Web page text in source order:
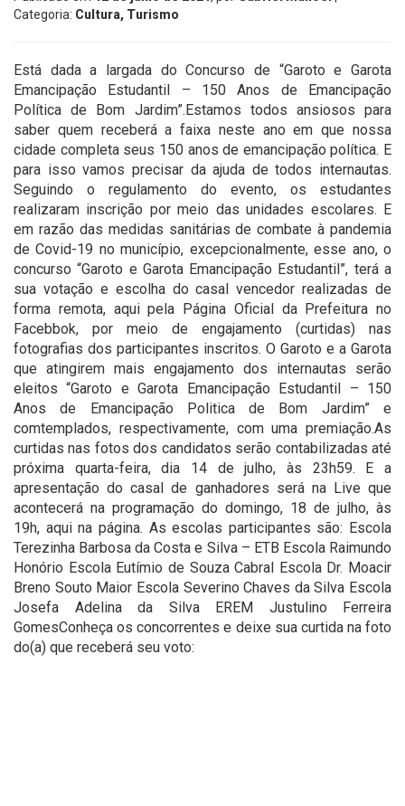
Categoria: Cultura, Turismo
Está dada a largada do Concurso de “Garoto e Garota
Emancipação Estudantil – 150 Anos de Emancipação
Política de Bom Jardim”.Estamos todos ansiosos para
saber quem receberá a faixa neste ano em que nossa
cidade completa seus 150 anos de emancipação política. E
para isso vamos precisar da ajuda de todos internautas.
Seguindo o regulamento do evento, os estudantes
realizaram inscrição por meio das unidades escolares. E
em razão das medidas sanitárias de combate à pandemia
de Covid-19 no município, excepcionalmente, esse ano, o
concurso “Garoto e Garota Emancipação Estudantil”, terá a
sua votação e escolha do casal vencedor realizadas de
forma remota, aqui pela Página Oficial da Prefeitura no
Facebbok, por meio de engajamento (curtidas) nas
fotografias dos participantes inscritos. O Garoto e a Garota
que atingirem mais engajamento dos internautas serão
eleitos “Garoto e Garota Emancipação Estudantil – 150
Anos de Emancipação Politica de Bom Jardim” e
comtemplados, respectivamente, com uma premiação.As
curtidas nas fotos dos candidatos serão contabilizadas até
próxima quarta-feira, dia 14 de julho, às 23h59. E a
apresentação do casal de ganhadores será na Live que
acontecerá na programação do domingo, 18 de julho, às
19h, aqui na página. As escolas participantes são: Escola
Terezinha Barbosa da Costa e Silva – ETB Escola Raimundo
Honório Escola Eutímio de Souza Cabral Escola Dr. Moacir
Breno Souto Maior Escola Severino Chaves da Silva Escola
Josefa Adelina da Silva EREM Justulino Ferreira
GomesConheça os concorrentes e deixe sua curtida na foto
do(a) que receberá seu voto: